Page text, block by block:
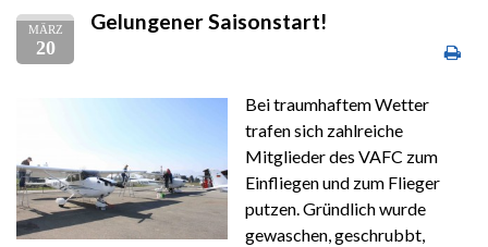
MÄRZ
20
Gelungener Saisonstart!
Bei traumhaftem Wetter
trafen sich zahlreiche
Mitglieder des VAFC zum
Einfliegen und zum Flieger
putzen. Gründlich wurde
gewaschen, geschrubbt,